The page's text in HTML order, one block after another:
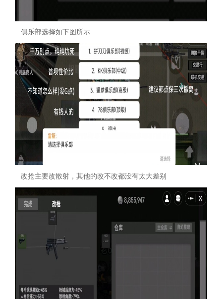
俱乐部选择如下图所示
改抢主要改散射，其他的改不改都没有太大差别